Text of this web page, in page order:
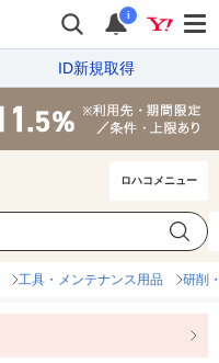
i
ID新規取得
ロハコメニュー
工具・メンテナンス用品 研削